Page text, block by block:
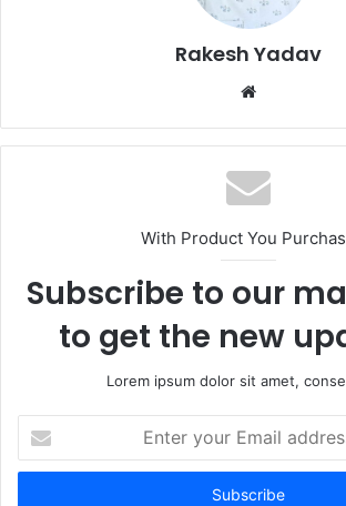
Rakesh Yadav
b
s
i
e
With Product You
Subscribe to our
to get the new
Lorem ipsum dolor sit amet,
t